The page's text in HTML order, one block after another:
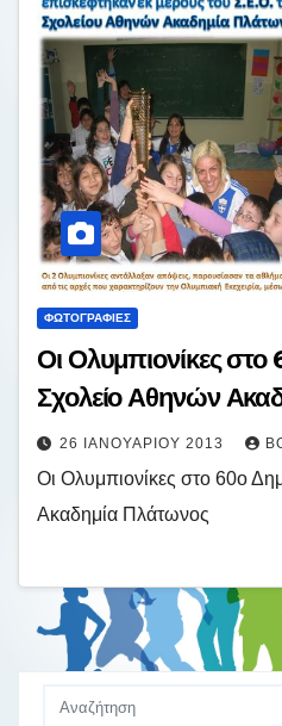
ΦΩΤΟΓΡΑΦΊΕΣ
Οι Ολυμπιονίκες στο
Σχολείο Αθηνών
26 ΙΑΝΟΥΑΡΊΟΥ 2013
Οι Ολυμπιονίκες στο 60ο
Ακαδημία Πλάτωνος